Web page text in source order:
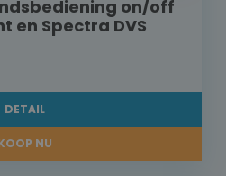
on/off
en Spectra DVS
DETAIL
NU